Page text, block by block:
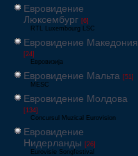
Евровидение
Люксембург [6]
RTL Luxembourg LSC
Евровидение Македония
[24]
Евровизија
Евровидение Мальта [51]
MESC
Евровидение Молдова
[134]
Concursul Muzical Eurovision
Евровидение
Нидерланды [26]
Eurovisie Songfestival